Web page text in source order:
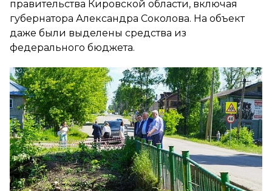
правительства Кировской области, включая
губернатора Александра Соколова. На объект
даже были выделены средства из
федерального бюджета.